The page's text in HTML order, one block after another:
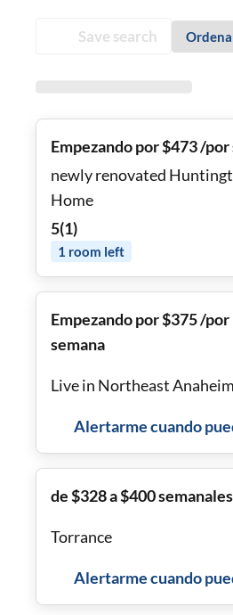
Save search
Empezando por $473 /por
newly renovated
Home
5(1)
1 room left
Empezando por $375 /por
semana
Live in Northeast Anaheim
Alertarme cuando
de $328 a $400 semanales
Torrance
Alertarme cuando